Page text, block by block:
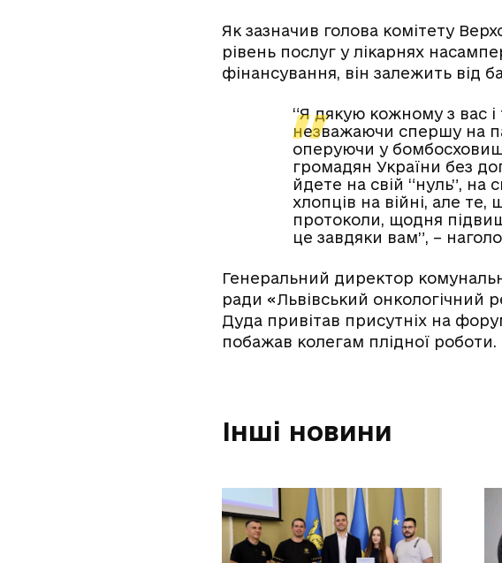
Як зазначив голова комітету
рівень послуг у лікарнях
фінансування, він залежить від
“Я дякую кожному з вас
незважаючи спершу на
оперуючи у
громадян України без
йдете на свій “нуль”, на
хлопців на війні, але те,
протоколи, щодня
це завдяки вам”, –
Генеральний директор
ради «Львівський онкологічний
Дуда привітав присутніх на
побажав колегам плідної роботи.
Інші новини